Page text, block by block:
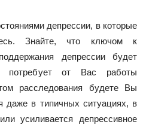
депрессии, в которые
Знайте, что ключом к
депрессии будет
потребует от Вас работы
расследования будете Вы
даже в типичных ситуациях, в
усиливается депрессивное